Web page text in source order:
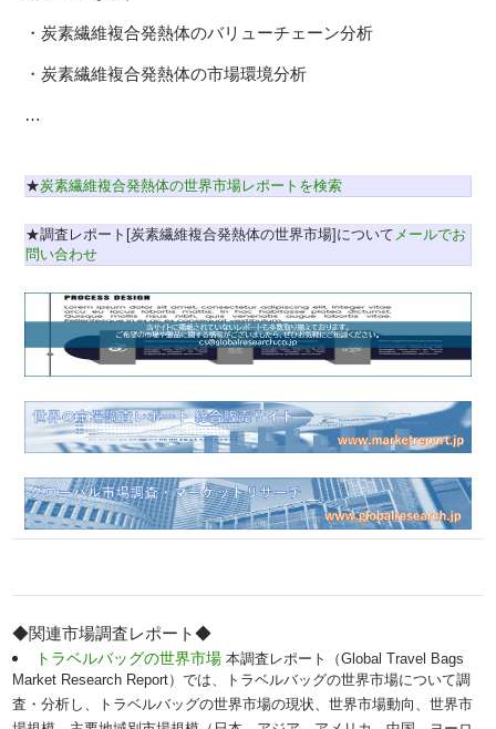
・炭素繊維複合発熱体のバリューチェーン分析
・炭素繊維複合発熱体の市場環境分析
…
★炭素繊維複合発熱体の世界市場レポートを検索
★調査レポート[炭素繊維複合発熱体の世界市場]について メールでお
問い合わせ
◆関連市場調査レポート◆
トラベルバッグの世界市場本調査レポート（Global Travel Bags
Market Research Report）では、トラベルバッグの世界市場について調
査・分析し、トラベルバッグの世界市場の現状、世界市場動向、世界市